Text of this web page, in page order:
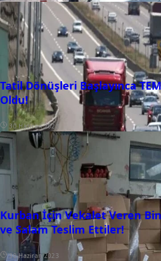
Tatil Dönüşleri Başlayınca
Oldu!
30 Haziran 2023
Kurban İçin Vekalet Veren
ve Salam Teslim Ettiler!
30 Haziran 2023